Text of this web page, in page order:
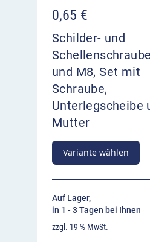
0,65 €
Schilder- und
und M8, Set mit
Schraube,
Unterlegscheibe
Mutter
Variante wählen
Auf Lager,
in 1 - 3 Tagen bei Ihnen
zzgl. 19 % MwSt.